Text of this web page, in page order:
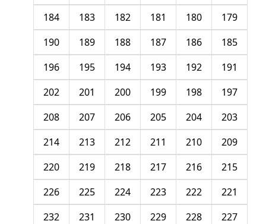
179
180
181
182
183
184
185
186
187
188
189
190
191
192
193
194
195
196
197
198
199
200
201
202
203
204
205
206
207
208
209
210
211
212
213
214
215
216
217
218
219
220
221
222
223
224
225
226
227
228
229
230
231
232